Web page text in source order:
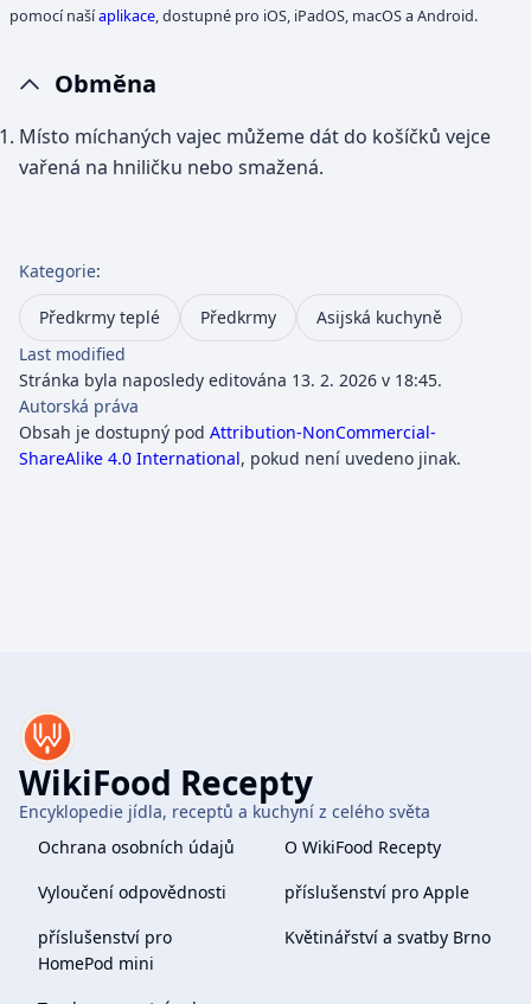
pomocí našíaplikace, dostupné pro iOS, iPadOS, macOS a Android.
Obměna
Místo míchaných vajec můžeme dát do košíčků vejce
vařená na hniličku nebo smažená.
Kategorie:
Předkrmy teplé Předkrmy
Asijská kuchyně
Last modified
Stránka byla naposledy editována 13. 2. 2026 v 18:45.
Autorská práva
Obsah je dostupný pod Attribution-NonCommercial-
ShareAlike 4.0 International, pokud není uvedeno jinak.
WikiFood Recepty
Encyklopedie jídla, receptů a kuchyní z celého světa
Ochrana osobních údajů
O WikiFood Recepty
Vyloučení odpovědnosti
příslušenství pro Apple
příslušenství pro
HomePod mini
Květinářství a svatby Brno